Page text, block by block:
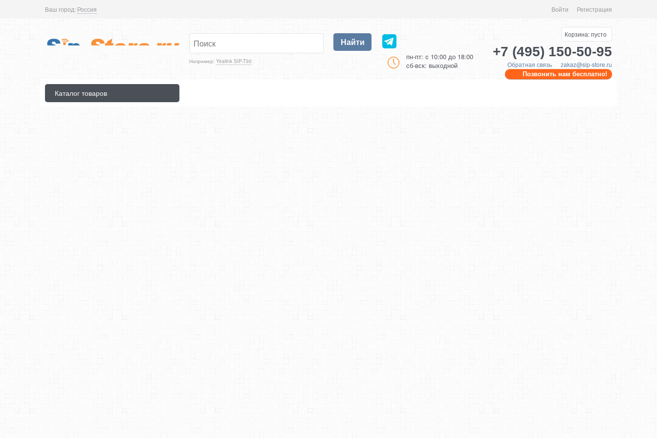
Ваш город: Россия Войти Регистрация
Например: Yealink SIP-T30
Найти
пн-пт: c 10:00 до 18:00
cб-вск: выходной
Корзина:пусто
+7 (495) 150-50-95
Обратная связь zakaz@sip-store.ru
Позвонить нам бесплатно!
Каталог товаров